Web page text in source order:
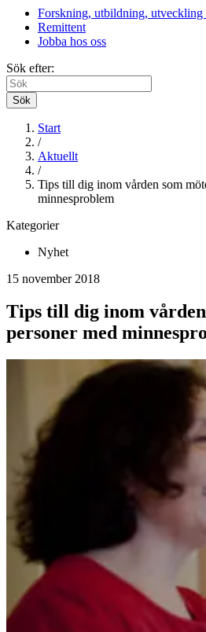
Forskning, utbildning, utveckling
Remittent
Jobba hos oss
Sök efter:
Sök
Start
/
Aktuellt
/
Tips till dig inom vården som
minnesproblem
Kategorier
Nyhet
15 november 2018
Tips till dig inom
personer med